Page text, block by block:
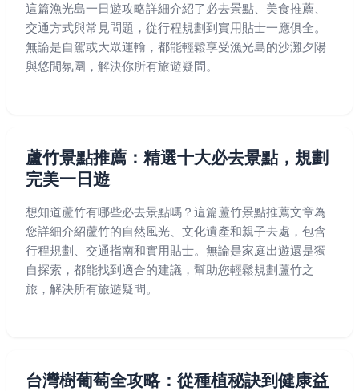
這篇漁光島一日遊攻略詳細介紹了必去景點、美食推薦、
交通方式與常見問題，從行程規劃到實用貼士一應俱全。
無論是自駕或大眾運輸，都能輕鬆享受漁光島的沙灘夕陽
與悠閒氛圍，解決你所有旅遊疑問。
蘆竹景點推薦：精選十大必去景點，規劃
完美一日遊
想知道蘆竹有哪些必去景點嗎？這篇蘆竹景點推薦文章為
您詳細介紹蘆竹的自然風光、文化遺產和親子去處，包含
行程規劃、交通指南和實用貼士。無論是家庭出遊還是獨
自探索，都能找到適合的建議，幫助您輕鬆規劃蘆竹之
旅，解決所有旅遊疑問。
台灣樹葡萄全攻略：從種植秘訣到健康益